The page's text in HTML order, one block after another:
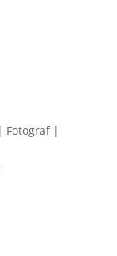
Fotograf |